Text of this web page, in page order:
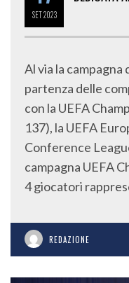
SET2023
Al via la
partenza delle
con la UEFA
137), la UEFA
Conference
campagna UEFA
4 giocatori
REDAZIONE